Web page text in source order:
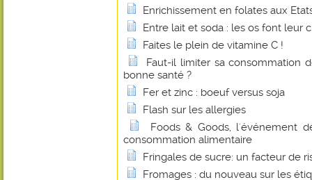
Enrichissement en folates aux
Entre lait et soda : les os font leur
Faites le plein de vitamine C !
Faut-il limiter sa consommation
bonne santé ?
Fer et zinc : boeuf versus soja
Flash sur les allergies
Foods & Goods, l'événement
consommation alimentaire
Fringales de sucre: un facteur de
Fromages : du nouveau sur les